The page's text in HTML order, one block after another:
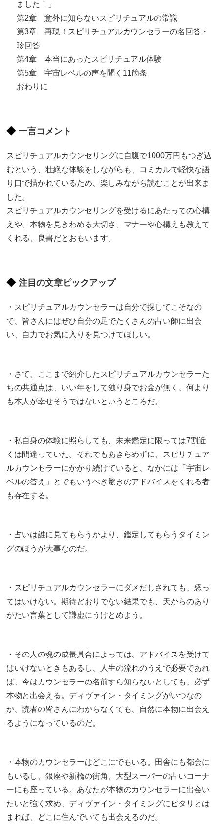
ました！」
第2章 意外に知らないスピリチュアルの常識
第3章 再現！スピリチュアルカウンセラーの名回答・
珍回答
第4章 本当にあったスピリチュアル体験
第5章 宇宙レベルの声を聞く11箇条
おわりに
一言コメント
スピリチュアルカウンセリングに自腹で1000万円もつぎ込
むという、壮絶な体験をしながらも、コミカルで軽快な語
り口で描かれているため、楽しみながら読むことが出来ま
した。
スピリチュアルカウンセリングを受けるにあたっての心構
えや、本物を見きわめる大切さ、マナーや心構えも教えて
くれる、良書だとおもいます。
注目の文章ピックアップ
・スピリチュアルカウンセラーは自分で探してこそなの
で、皆さんにはぜひ自分の足でたくさんの占い師に出会
い、自力でお気に入りを見つけてほしい。
・さて、ここまで紹介したスピリチュアルカウンセラーた
ちの共通点は、いい年をして独り身でお金が無く、何より
も本人が幸せそうではないというところだ。
・私自身の体験に照らしても、未来鑑定に限っては7割近
くは間違っていた。それでもあきらめずに、スピリチュア
ルカウンセラーにかかり続けていると、なかには「宇宙レ
ベルの答え」とでもいうべき驚きのアドバイスをくれる者
も存在する。
・占いは誰に見てもらうかより、鑑定してもらうタイミン
グのほうが大事なのだ。
・スピリチュアルカウンセラーにダメだしされても、怒っ
てはいけない。期待どおりでない結果でも、天からのあり
がたい言葉として謙虚にうけとめよう。
・その人の魂の成長具合によっては、アドバイスを受けて
はいけないときもあるし、人生の流れのうえで必要であれ
ば、今はカウンセラーの名前すら知らないとしても、必ず
本物と出会える。ディヴァイン・タイミングがいつなの
か、読者の皆さんにわからなくても、自然に本物に出会え
るようになっているのだ。
・本物のカウンセラーはどこにでもいる。田舎にも都会に
もいるし、銀座や新橋の街角、大型スーパーの占いコーナ
ーにも座っている。あなたが本物のカウンセラーに出会い
たいと強く求め、ディヴァイン・タイミングにピタリとは
まれば、どこに住んでいても出会えるのだ。